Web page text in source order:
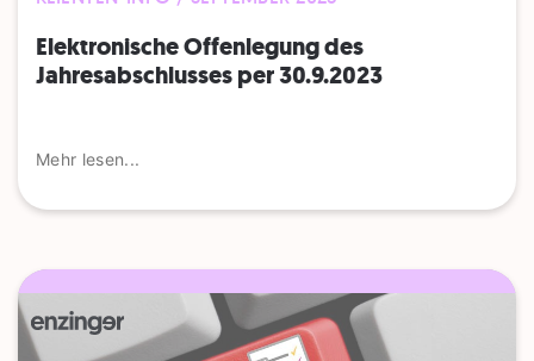
Elektronische Offenlegung des
Jahresabschlusses per 30.9.2023
Mehr lesen...